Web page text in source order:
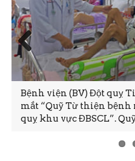
Bệnh viện (BV) Đột quỵ
mắt “Quỹ Từ thiện bệnh
quỵ khu vực ĐBSCL”.
Prev
ious